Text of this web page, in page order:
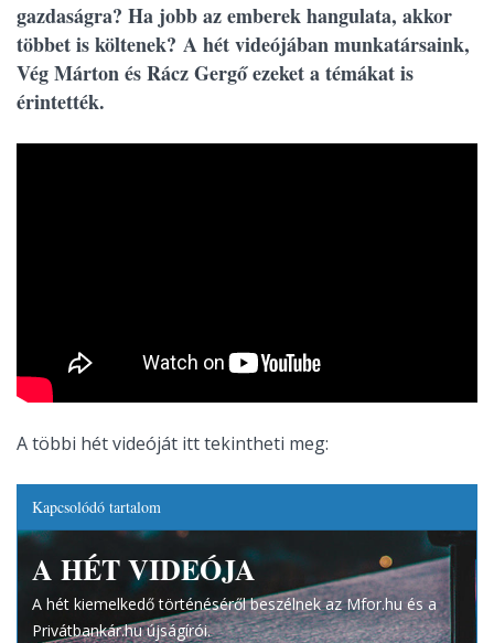
gazdaságra? Ha jobb az emberek hangulata, akkor
többet is költenek? A hét videójában munkatársaink,
Vég Márton és Rácz Gergő ezeket a témákat is
érintették.
A többi hét videóját itt tekintheti meg:
Kapcsolódó tartalom
A HÉT VIDEÓJA
A hét kiemelkedő történéséről beszélnek az Mfor.hu és a
Privátbankár.hu újságírói.